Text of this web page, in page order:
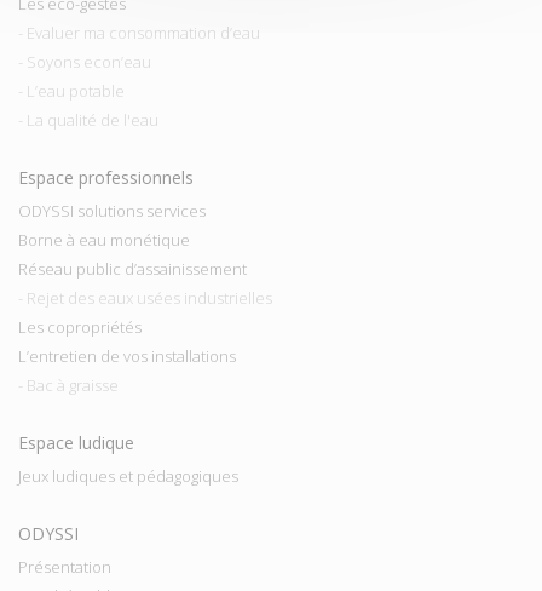
- Evaluer ma consommation d’eau
- Soyons econ’eau
- L’eau potable
- La qualité de l'eau
Espace professionnels
ODYSSI solutions services
Borne à eau monétique
Réseau public d’assainissement
- Rejet des eaux usées industrielles
Les copropriétés
L’entretien de vos installations
- Bac à graisse
Espace ludique
Jeux ludiques et pédagogiques
ODYSSI
Présentation